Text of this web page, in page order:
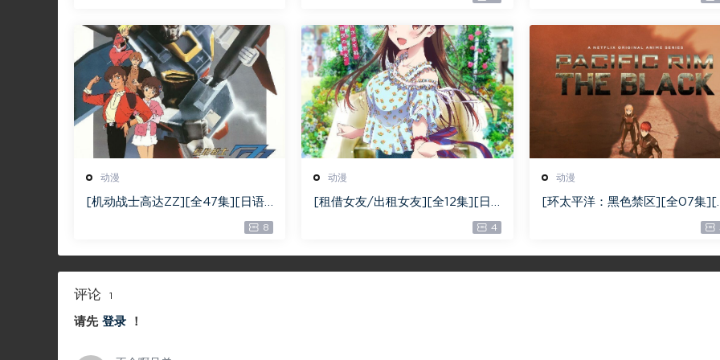
动漫
[机动战士高达ZZ][全47集][日语
中字][BD-MKV][1080P][1986日
8
动漫
[租借女友/出租女友][全12集][日
4
动漫
[环太平洋：黑色禁区][全07集][
语中字][WEB-MKV][1080P]
评论 1
请先 登录 ！